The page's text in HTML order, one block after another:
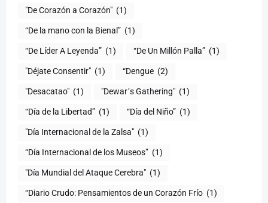
"De Corazón a Corazón" (1)
(1)
“De Líder A Leyenda” (1) “De Un Millón Palla” (1)
"Déjate Consentir" (1) “Dengue (2)
"Desacatao" (1) "Dewar´s Gathering" (1)
(1) “Día del Niño” (1)
"Día Internacional de la Zalsa" (1)
“Día Internacional de los Museos” (1)
"Día Mundial del Ataque Cerebra" (1)
“Diario Crudo: Pensamientos de un Corazón Frío (1)